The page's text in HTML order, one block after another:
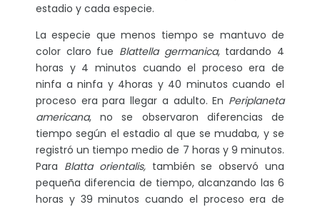
estadio y cada especie.
La especie que menos tiempo se mantuvo de
color claro fue Blattella germanica, tardando 4
horas y 4 minutos cuando el proceso era de
ninfa a ninfa y 4horas y 40 minutos cuando el
proceso era para llegar a adulto. En Periplaneta
americana, no se observaron diferencias de
tiempo según el estadio al que se mudaba, y se
registró un tiempo medio de 7 horas y 9 minutos.
Para Blatta orientalis,también se observó una
pequeña diferencia de tiempo, alcanzando las 6
horas y 39 minutos cuando el proceso era de